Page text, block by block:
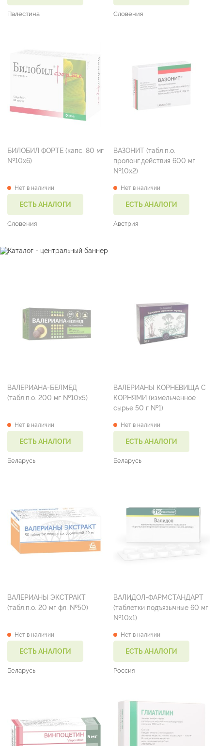
Палестина Словения
БИЛОБИЛ ФОРТЕ (капс. 80 мг
№10х6)
Нет в наличии
ЕСТЬ АНАЛОГИ
Словения
ВАЗОНИТ (табл.п.о.
пролонг.действия 600 мг
№10х2)
Нет в наличии
ЕСТЬ АНАЛОГИ
Австрия
ВАЛЕРИАНА-БЕЛМЕД
(табл.п.о. 200 мг №10х5)
Нет в наличии
ЕСТЬ АНАЛОГИ
Беларусь
ВАЛЕРИАНЫ КОРНЕВИЩА С
КОРНЯМИ (измельченное
сырье 50 г №1)
Нет в наличии
ЕСТЬ АНАЛОГИ
Беларусь
ВАЛЕРИАНЫ ЭКСТРАКТ
(табл.п.о. 20 мг фл. №50)
Нет в наличии
ЕСТЬ АНАЛОГИ
Беларусь
ВАЛИДОЛ-ФАРМСТАНДАРТ
(таблетки подъязычные 60 мг
№10х1)
Нет в наличии
ЕСТЬ АНАЛОГИ
Россия